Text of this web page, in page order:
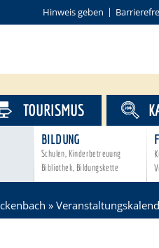
Hinweis geben
BILDUNG
Schulen, Kinderbetreuung
Bibliothek, Bildungskette
TOURISMUS
»